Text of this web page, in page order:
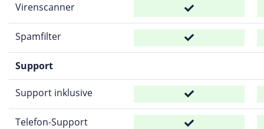
Virenscanner
Spamfilter
Support
Support inklusive
Telefon-Support